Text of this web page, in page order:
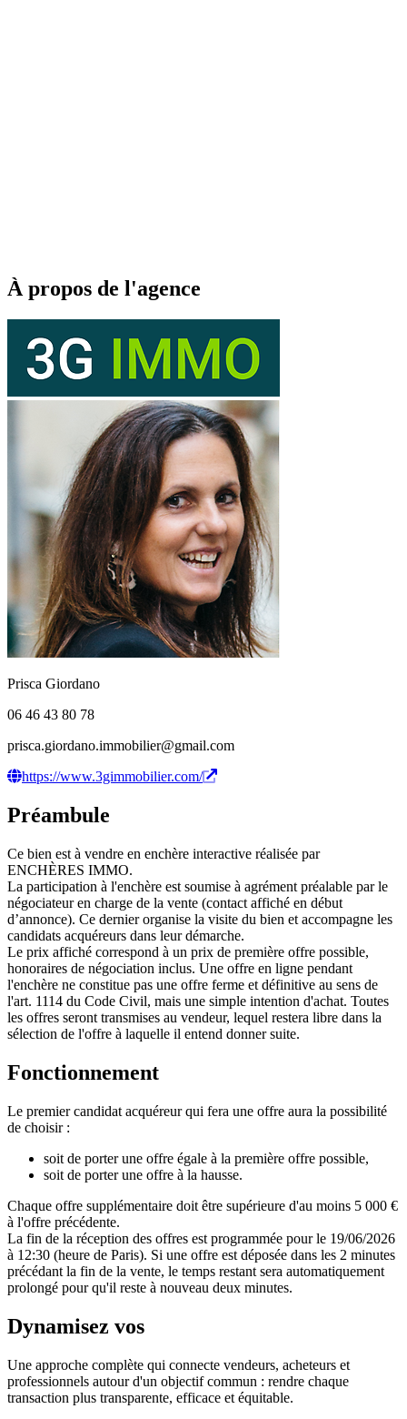
À propos de l'agence
Prisca Giordano
06 46 43 80 78
prisca.giordano.immobilier@gmail.com
https://www.3gimmobilier.com/
Préambule
Ce bien est à vendre en enchère interactive réalisée par
ENCHÈRES IMMO.
La participation à l'enchère est soumise à agrément préalable par le
négociateur en charge de la vente (contact affiché en début
d’annonce). Ce dernier organise la visite du bien et accompagne les
candidats acquéreurs dans leur démarche.
Le prix affiché correspond à un prix de première offre possible,
honoraires de négociation inclus. Une offre en ligne pendant
l'enchère ne constitue pas une offre ferme et définitive au sens de
l'art. 1114 du Code Civil, mais une simple intention d'achat. Toutes
les offres seront transmises au vendeur, lequel restera libre dans la
sélection de l'offre à laquelle il entend donner suite.
Fonctionnement
Le premier candidat acquéreur qui fera une offre aura la possibilité
de choisir :
soit de porter une offre égale à la première offre possible,
soit de porter une offre à la hausse.
Chaque offre supplémentaire doit être supérieure d'au moins 5 000 €
à l'offre précédente.
La fin de la réception des offres est programmée pour le 19/06/2026
à 12:30 (heure de Paris). Si une offre est déposée dans les 2 minutes
précédant la fin de la vente, le temps restant sera automatiquement
prolongé pour qu'il reste à nouveau deux minutes.
Dynamisez vos
Une approche complète qui connecte vendeurs, acheteurs et
professionnels autour d'un objectif commun : rendre chaque
transaction plus transparente, efficace et équitable.